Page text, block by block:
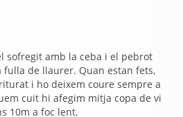
sofregit amb la ceba i el pebrot
de llaurer. Quan estan fets,
i ho deixem coure sempre a
cuit hi afegim mitja copa de vi
10m a foc lent.